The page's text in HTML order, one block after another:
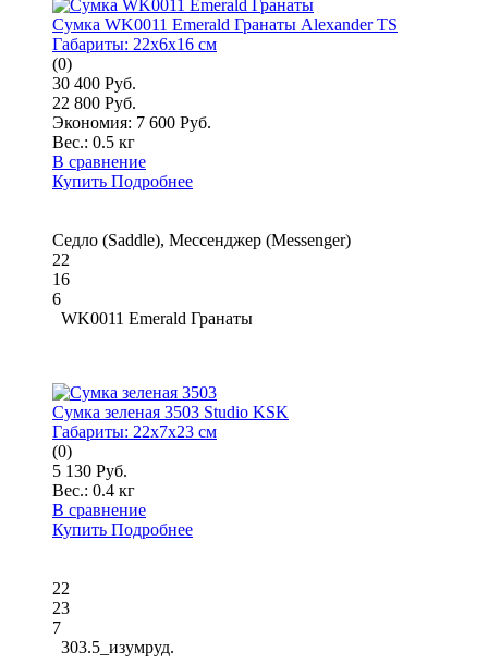
Сумка WK0011 Emerald Гранаты Alexander TS
Габариты: 22x6x16 см
(0)
30 400 Руб.
22 800 Руб.
Экономия: 7 600 Руб.
Вес.: 0.5 кг
В сравнение
Купить Подробнее
Седло (Saddle), Мессенджер (Messenger)
22
16
6
WK0011 Emerald Гранаты
Сумка зеленая 3503 Studio KSK
Габариты: 22x7x23 см
(0)
5 130 Руб.
Вес.: 0.4 кг
В сравнение
Купить Подробнее
22
23
7
303.5_изумруд.